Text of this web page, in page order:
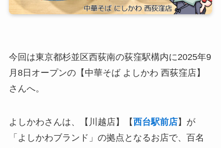
今回は東京都杉並区西荻南の荻窪駅構内に2025年9
月8日オープンの【中華そば よしかわ 西荻窪店】
さんへ。
よしかわさんは、【川越店】【西台駅前店】が
「よしかわブランド」の拠点となるお店で、百名